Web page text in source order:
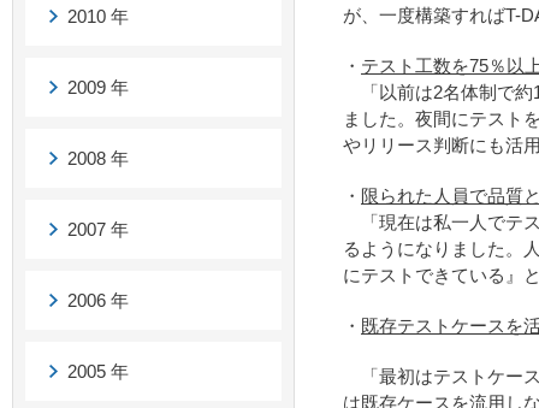
が、一度構築すればT-
・ テスト工数を75％以
「以前は2名体制で約
ました。夜間にテスト
やリリース判断にも活
・ 限られた人員で品質
「現在は私一人でテ
るようになりました。
にテストできている』
・ 既存テストケースを
「最初はテストケー
は既存ケースを流用し
2010 年
2009 年
2008 年
2007 年
2006 年
2005 年